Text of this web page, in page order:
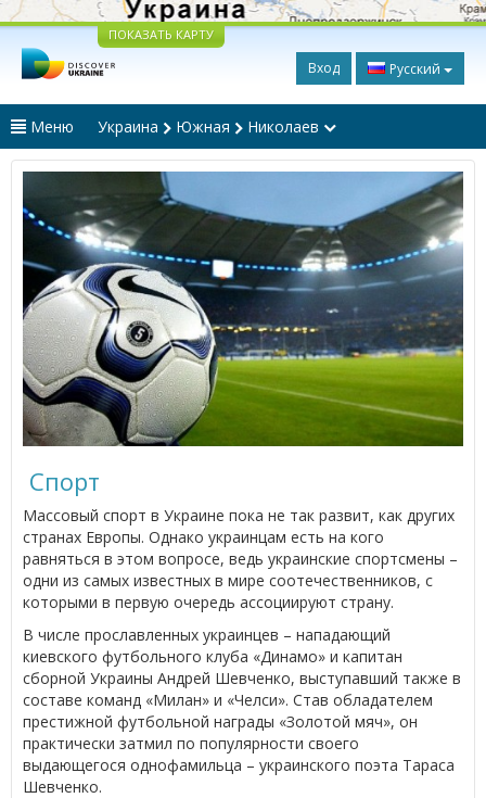
ПОКАЗАТЬ КАРТУ
Вход Русский
Меню Украина Южная Николаев
Спорт
Массовый спорт в Украине пока не так развит, как других
странах Европы. Однако украинцам есть на кого
равняться в этом вопросе, ведь украинские спортсмены –
одни из самых известных в мире соотечественников, с
которыми в первую очередь ассоциируют страну.
В числе прославленных украинцев – нападающий
киевского футбольного клуба «Динамо» и капитан
сборной Украины Андрей Шевченко, выступавший также в
составе команд «Милан» и «Челси». Став обладателем
престижной футбольной награды «Золотой мяч», он
практически затмил по популярности своего
выдающегося однофамильца – украинского поэта Тараса
Шевченко.